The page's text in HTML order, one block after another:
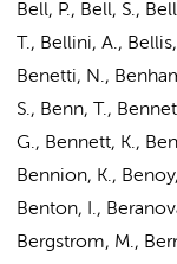
Bell, P., Bell, S.,
T., Bellini, A.,
Benetti, N.,
S., Benn, T.,
G., Bennett, K.,
Bennion, K.,
Benton, I.,
Bergstrom, M.,